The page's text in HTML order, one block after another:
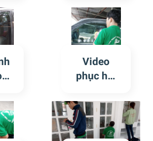
trầy xước
Video
phục hồi
lóa, trầy
xước kính
lái kính